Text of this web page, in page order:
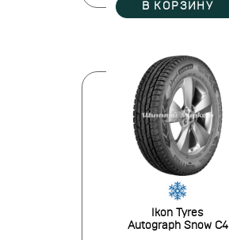
В КОРЗИНУ
Ikon Tyres
Autograph Snow C4